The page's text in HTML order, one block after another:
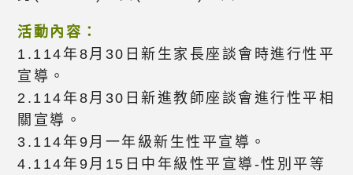
活動內容：
1.114年8月30日新生家長座談會時進行性平
宣導。
2.114年8月30日新進教師座談會進行性平相
關宣導。
3.114年9月一年級新生性平宣導。
4.114年9月15日中年級性平宣導-性別平等